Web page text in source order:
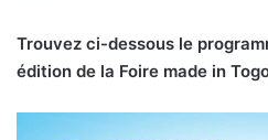
Trouvez ci-dessous le
édition de la Foire made in